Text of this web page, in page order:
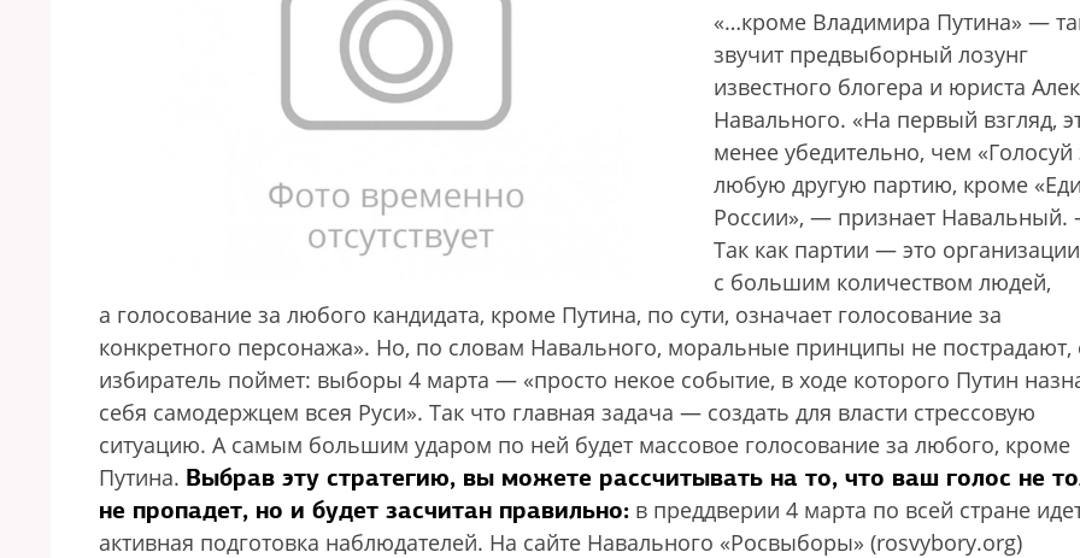
«…кроме Владимира Путина» —
звучит предвыборный лозунг
известного блогера и юриста
Навального. «На первый взгляд,
менее убедительно, чем «Голосуй
любую другую партию, кроме
России», — признает
Так как партии — это организации
с большим количеством людей,
а голосование за любого кандидата, кроме Путина, по сути, означает голосование за
конкретного персонажа». Но, по словам Навального, моральные принципы не пострадают,
избиратель поймет: выборы 4 марта — «просто некое событие, в ходе которого Путин
себя самодержцем всея Руси». Так что главная задача — создать для власти стрессовую
ситуацию. А самым большим ударом по ней будет массовое голосование за любого, кроме
Путина. Выбрав эту стратегию, вы можете рассчитывать на то, что ваш голос не
не пропадет, но и будет засчитан правильно: в преддверии 4 марта по всей стране
активная подготовка наблюдателей. На сайте Навального «Росвыборы» (rosvybory.org)